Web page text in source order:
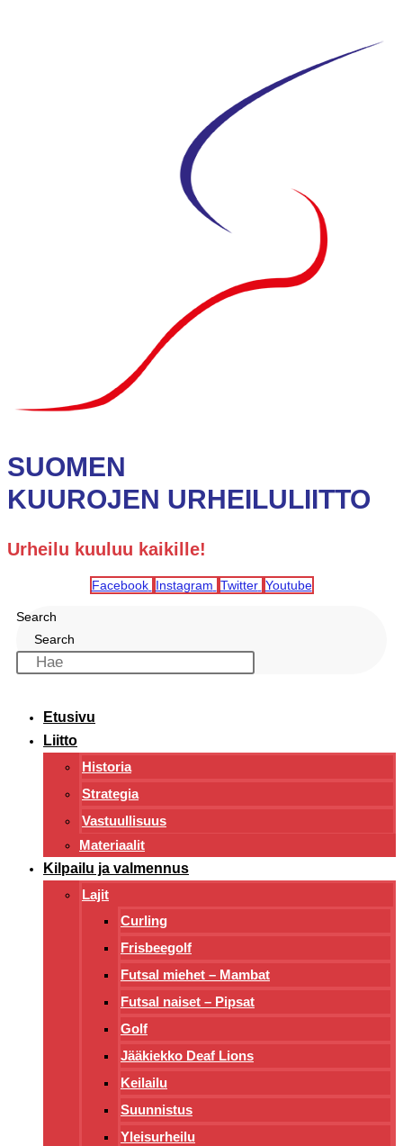
SUOMEN
KUUROJEN URHEILULIITTO
Urheilu kuuluu kaikille!
Facebook Instagram Twitter Youtube
Search
Search
Etusivu
Liitto
Historia
Strategia
Vastuullisuus
Materiaalit
Kilpailu ja valmennus
Lajit
Curling
Frisbeegolf
Futsal miehet – Mambat
Futsal naiset – Pipsat
Golf
Jääkiekko Deaf Lions
Keilailu
Suunnistus
Yleisurheilu